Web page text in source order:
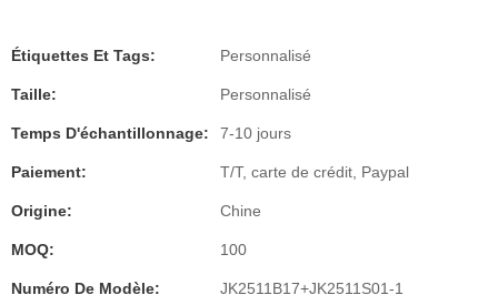
Étiquettes Et Tags: Personnalisé
Taille: Personnalisé
Temps D'échantillonnage: 7-10 jours
Paiement: T/T, carte de crédit, Paypal
Origine: Chine
MOQ: 100
Numéro De Modèle: JK2511B17+JK2511S01-1